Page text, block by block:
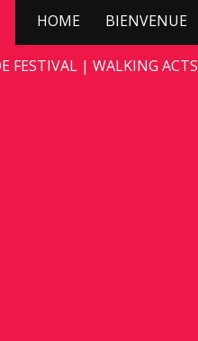
HOME BIENVENUE
FESTIVAL | WALKING ACTS